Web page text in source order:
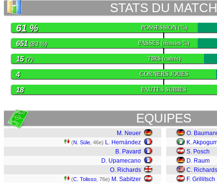
STATS DU MATCH
POSSESSION(%)
61 %
PASSES(réussies %)
651 (83 %)
TIRS(cadrés)
15(7)
CORNERS JOUES
4
FAUTES SUBIES
18
EQUIPES
M. Neuer
(N. Süle , 46e) L. Hernández
B. Pavard
D. Upamecano
O. Richards
(C. Tolisso , 76e) M. Sabitzer
O.
K.
S. Posch
D. Raum
C. Richards
F. Grillitsch